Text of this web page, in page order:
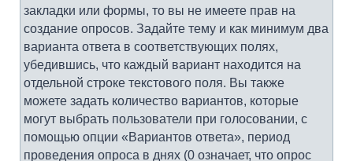
закладки или формы, то вы не имеете прав на
создание опросов. Задайте тему и как минимум два
варианта ответа в соответствующих полях,
убедившись, что каждый вариант находится на
отдельной строке текстового поля. Вы также
можете задать количество вариантов, которые
могут выбрать пользователи при голосовании, с
помощью опции «Вариантов ответа», период
проведения опроса в днях (0 означает, что опрос